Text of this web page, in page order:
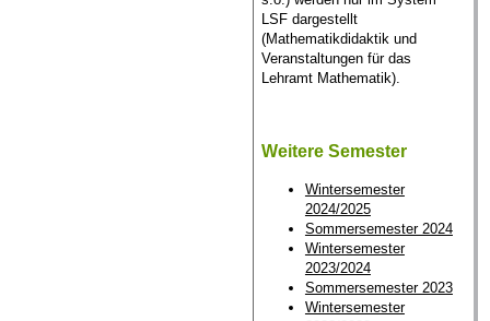
LSF dargestellt
(Mathematikdidaktik und
Veranstaltungen für das
Lehramt Mathematik).
Weitere Semester
Wintersemester
2024/2025
Sommersemester 2024
Wintersemester
2023/2024
Sommersemester 2023
Wintersemester